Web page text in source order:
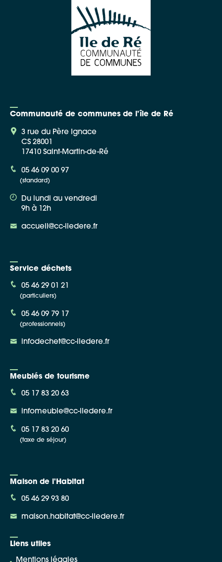
Communauté de communes de l'île de Ré
3 rue du Père Ignace
CS 28001
17410 Saint-Martin-de-Ré
05 46 09 00 97
(standard)
Du lundi au vendredi
9h à 12h
accueil@cc-iledere.fr
Service déchets
05 46 29 01 21
(particuliers)
05 46 09 79 17
(professionnels)
infodechet@cc-iledere.fr
Meublés de tourisme
05 17 83 20 63
infomeuble@cc-iledere.fr
05 17 83 20 60
(taxe de séjour)
Maison de l'Habitat
05 46 29 93 80
maison.habitat@cc-iledere.fr
Liens utiles
Mentions légales